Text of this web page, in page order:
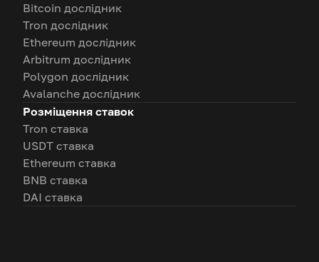
Bitcoin дослідник
Tron дослідник
Ethereum дослідник
Arbitrum дослідник
Polygon дослідник
Avalanche дослідник
Розміщення ставок
Tron ставка
USDT ставка
Ethereum ставка
BNB ставка
DAI ставка